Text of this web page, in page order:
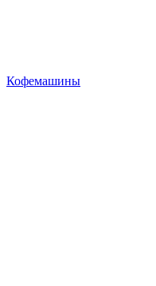
Кофемашины